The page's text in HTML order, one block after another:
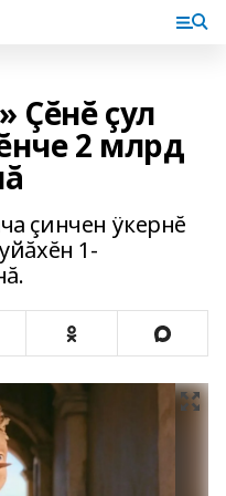
Çĕнĕ çул
2 млрд
çинчен ÿкернĕ
1-